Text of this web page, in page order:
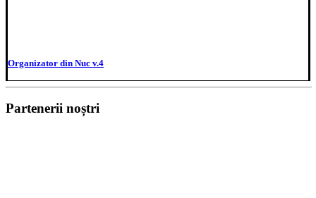
Organizator din Nuc v.4
Partenerii noștri